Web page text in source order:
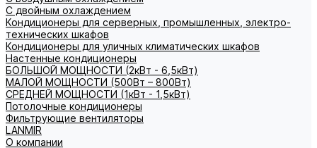
С двойным охлаждением
Кондиционеры для серверных, промышленных, электро-
технических шкафов
Кондиционеры для уличных климатических шкафов
Настенные кондиционеры
БОЛЬШОЙ МОЩНОСТИ (2кВт - 6,5кВт)
МАЛОЙ МОЩНОСТИ (500Вт – 800Вт)
СРЕДНЕЙ МОЩНОСТИ (1кВт - 1,5кВт)
Потолочные кондиционеры
Фильтрующие вентиляторы
LANMIR
О компании